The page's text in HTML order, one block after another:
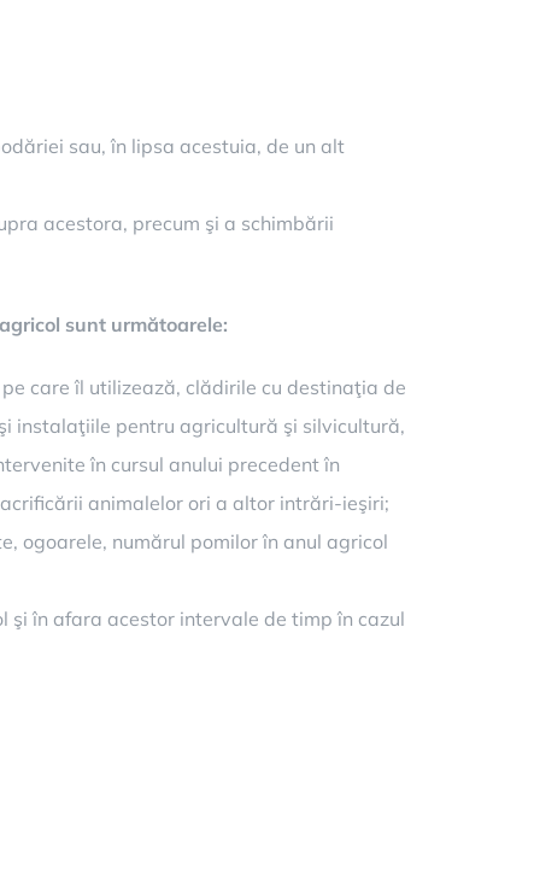
sau, în lipsa acestuia, de un alt
acestora, precum şi a schimbării
sunt următoarele:
care îl utilizează, clădirile cu destinaţia de
instalaţiile pentru agricultură şi silvicultură,
în cursul anului precedent în
animalelor ori a altor intrări-ieşiri;
ogoarele, numărul pomilor în anul agricol
şi în afara acestor intervale de timp în cazul